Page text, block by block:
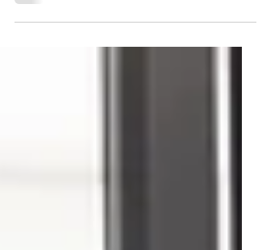
まう、社交不安。海外生活において、コミュ
ニケーションスタイルの違いや、自身の語学
力の無さから、この不安がさらに際立つ場合